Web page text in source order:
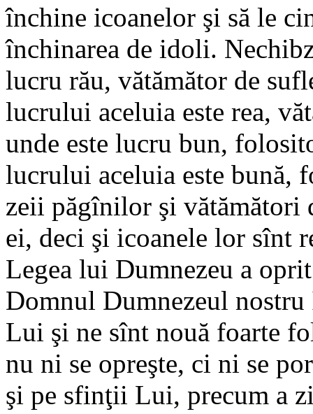
închine icoanelor şi să le
închinarea de idoli.
lucru rău, vătămător de
lucrului aceluia este rea,
unde este lucru bun,
lucrului aceluia este bună,
zeii păgînilor şi vătămători
ei, deci şi icoanele lor sînt
Legea lui Dumnezeu a
Domnul Dumnezeul
Lui şi ne sînt nouă foarte
nu ni se opreşte, ci ni se
şi pe sfinţii Lui, precum a